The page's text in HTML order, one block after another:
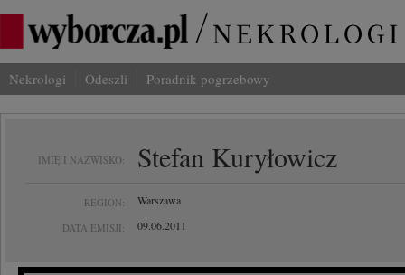
Nekrologi Odeszli Poradnik pogrzebowy
IMIĘ I NAZWISKO: Stefan Kuryłowicz
REGION: Warszawa
DATA EMISJI: 09.06.2011